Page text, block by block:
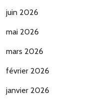
juin 2026
mai 2026
mars 2026
février 2026
janvier 2026